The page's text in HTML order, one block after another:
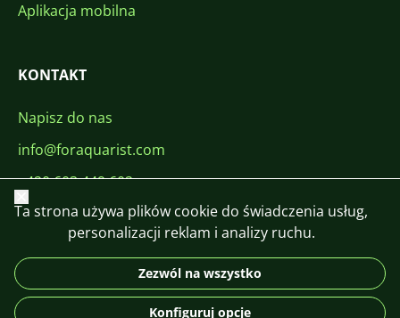
Aplikacja mobilna
KONTAKT
Napisz do nas
info@foraquarist.com
+420 603 449 602
DE
Zamknij
Ta strona używa plików cookie do świadczenia usług,
personalizacji reklam i analizy ruchu.
Zezwól na wszystko
Konfiguruj opcje